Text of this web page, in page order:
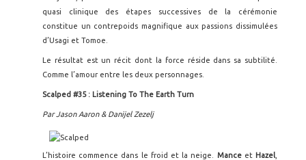
quasi clinique des étapes successives de la cérémonie
constitue un contrepoids magnifique aux passions dissimulées
d’Usagi et Tomoe.
Le résultat est un récit dont la force réside dans sa subtilité.
Comme l’amour entre les deux personnages.
Scalped #35 : Listening To The Earth Turn
Par Jason Aaron & Danijel Zezelj
L’histoire commence dans le froid et la neige. Manceet Hazel